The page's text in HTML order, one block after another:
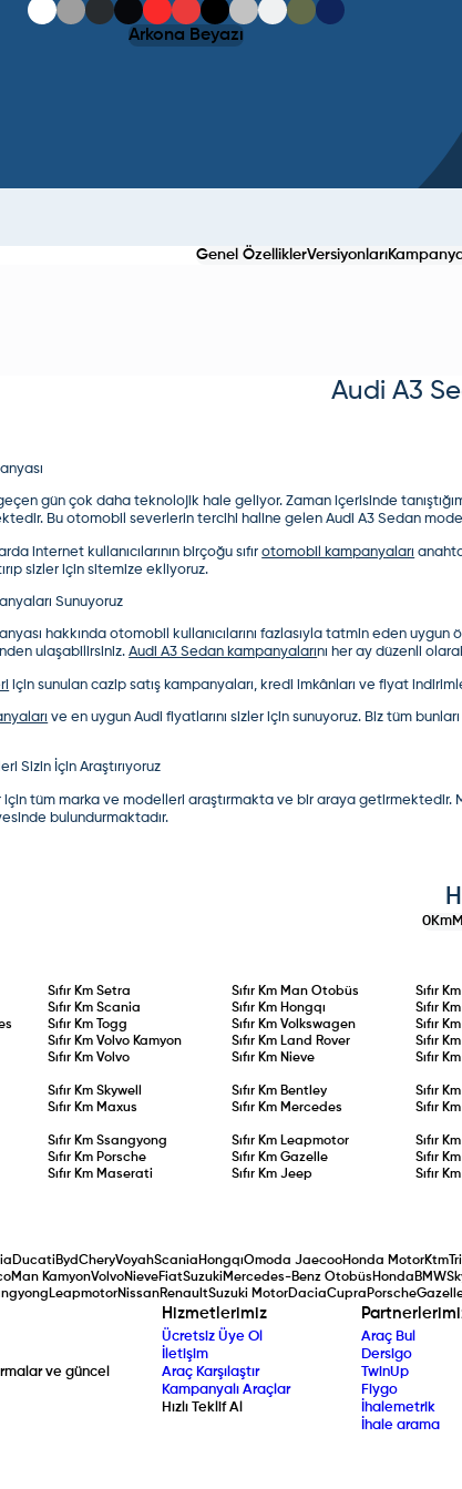
Arkona Beyazı
Genel ÖzelliklerVersiyonları
Audi A3
gün çok daha teknolojik hale geliyor. Zaman içerisinde
Bu otomobil severlerin tercihi haline gelen Audi A3 Sedan
internet kullanıcılarının birçoğu sıfırotomobil kampanyaları
sizler için sitemize ekliyoruz.
Sunuyoruz
hakkında otomobil kullanıcılarını fazlasıyla tatmin eden
ulaşabilirsiniz.Audi A3 Sedan kampanyalarını her ay düzenli
için sunulan cazip satış kampanyaları, kredi imkânları ve fiyat
ve en uygunAudi fiyatlarını sizler için sunuyoruz. Biz tüm
Sizin İçin Araştırıyoruz
için tüm marka ve modelleri araştırmakta ve bir araya
bulundurmaktadır.
0Km
Sıfır KmSetra Sıfır Km Man Otobüs Sıfır Km
Sıfır KmScania Sıfır Km Hongqı Sıfır Km
Sıfır Km Togg Sıfır KmVolkswagen Sıfır Km
Sıfır KmVolvo Kamyon Sıfır Km Land Rover Sıfır Km
Sıfır KmVolvo Sıfır Km Nieve Sıfır Km
Sıfır KmSkywell Sıfır Km Bentley Sıfır Km
Sıfır Km Maxus Sıfır Km Mercedes Sıfır Km
Sıfır KmSsangyong Sıfır Km Leapmotor Sıfır Km
Sıfır Km Porsche Sıfır KmGazelle Sıfır Km
Sıfır Km Maserati Sıfır KmJeep Sıfır Km
Ducati BydCheryVoyahScania HongqıOmoda JaecooHonda MotorKtm
Man KamyonVolvoNieveFiatSuzuki Mercedes-Benz Otobüs Honda BMW
LeapmotorNissanRenaultSuzuki MotorDaciaCupra Porsche
ve güncel
Hizmetlerimiz
Ücretsiz Üye Ol
İletişim
Araç Karşılaştır
Kampanyalı Araçlar
Hızlı Teklif Al
Araç Bul
Dersigo
TwinUp
Fiygo
İhalemetrik
İhale arama